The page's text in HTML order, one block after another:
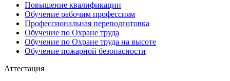
Повышение квалификации
Обучение рабочим профессиям
Профессиональная переподготовка
Обучение по Охране труда
Обучение по Охране труда на высоте
Обучение пожарной безопасности
Аттестация